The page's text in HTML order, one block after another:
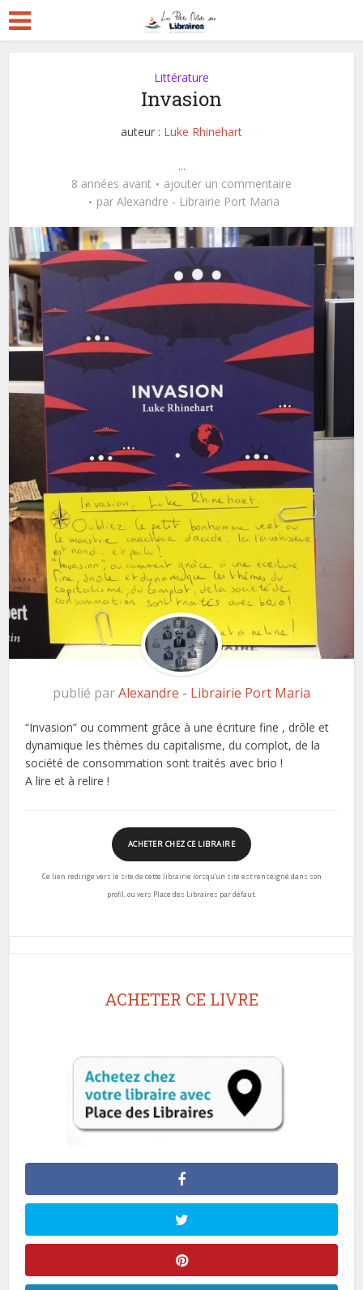
Littérature
Invasion
auteur : Luke Rhinehart
...
8 années avant
ajouter un commentaire
par Alexandre - Librairie Port Maria
publié parAlexandre - Librairie Port Maria
“Invasion” ou comment grâce à une écriture fine , drôle et
dynamique les thèmes du capitalisme, du complot, de la
société de consommation sont traités avec brio !
A lire et à relire !
ACHETER CHEZ CE LIBRAIRE
Ce lien redirige vers le site de cette librairie lorsqu’un site est renseigné dans son
profil, ou vers Place des Libraires par défaut.
ACHETER CE LIVRE